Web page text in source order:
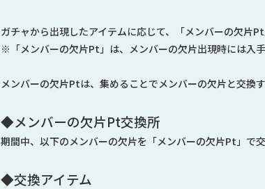
ガチャから出現したアイテムに応じて、「メンバーの欠片Pt
※「メンバーの欠片Pt」は、メンバーの欠片出現時には入手
メンバーの欠片Ptは、集めることでメンバーの欠片と交換す
◆メンバーの欠片Pt交換所
期間中、以下のメンバーの欠片を「メンバーの欠片Pt」で交
◆交換アイテム